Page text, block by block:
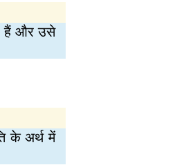
हैं और उसे
के अर्थ में